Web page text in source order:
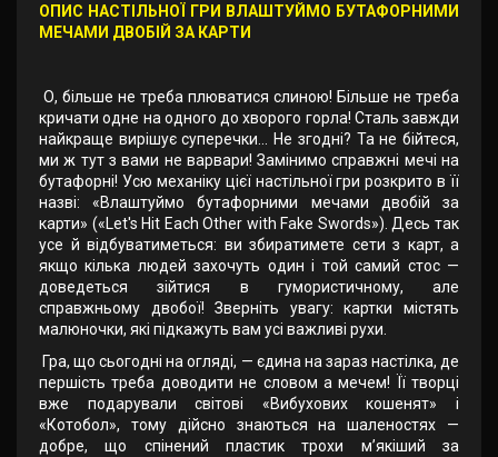
ОПИС НАСТІЛЬНОЇ ГРИ ВЛАШТУЙМО БУТАФОРНИМИ
МЕЧАМИ ДВОБІЙ ЗА КАРТИ
О, більше не треба плюватися слиною! Більше не треба
кричати одне на одного до хворого горла! Сталь завжди
найкраще вирішує суперечки… Не згодні? Та не бійтеся,
ми ж тут з вами не варвари! Замінимо справжні мечі на
бутафорні! Усю механіку цієї настільної гри розкрито в її
назві: «Влаштуймо бутафорними мечами двобій за
карти» («Let's Hit Each Other with Fake Swords»). Десь так
усе й відбуватиметься: ви збиратимете сети з карт, а
якщо кілька людей захочуть один і той самий стос —
доведеться зійтися в гумористичному, але
справжньому двобої! Зверніть увагу: картки містять
малюночки, які підкажуть вам усі важливі рухи.
Гра, що сьогодні на огляді, — єдина на зараз настілка, де
першість треба доводити не словом а мечем! Її творці
вже подарували світові «Вибухових кошенят» і
«Котобол», тому дійсно знаються на шаленостях —
добре, що спінений пластик трохи м’якіший за